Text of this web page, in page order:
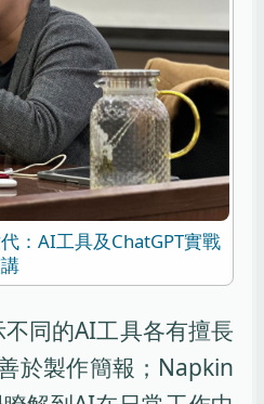
：AI工具及ChatGPT實戰
同的AI工具各有擅長
於製作簡報；Napkin